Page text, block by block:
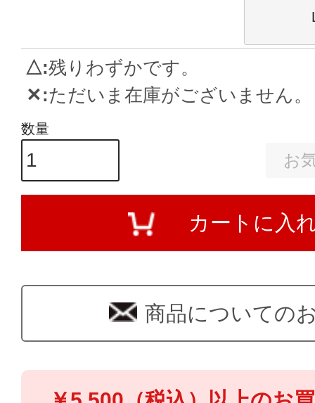
△ 残りわずかです。
✕ ただいま在庫がございません。
お
カートに入
商品についての